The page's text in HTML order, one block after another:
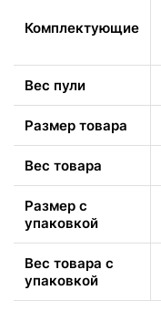
Комплектующие
Вес пули
Размер товара
Вес товара
Размер с
упаковкой
Вес товара с
упаковкой